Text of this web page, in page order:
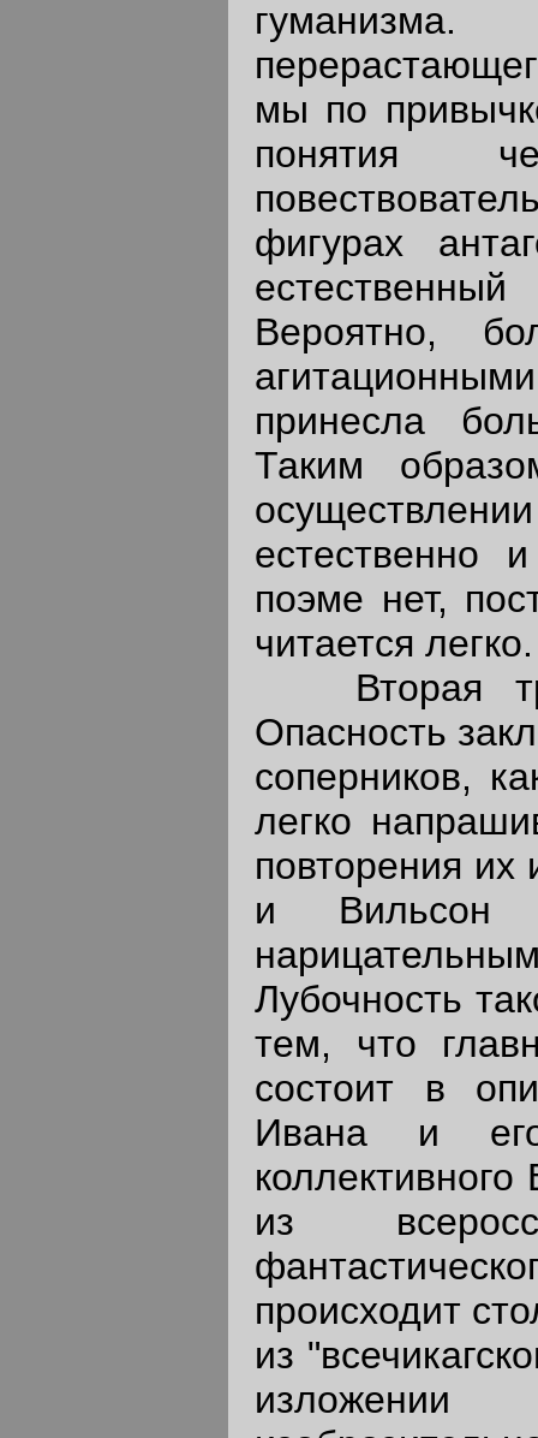
мы по
понятия
фигурах
Вероятно,
принесла
Таким
естественно
поэме нет,
читается легко.
Вторая
Опасность
соперников,
легко
повторения
и Вильсон
Лубочность
тем, что
состоит в
Ивана и
из
происходит
из